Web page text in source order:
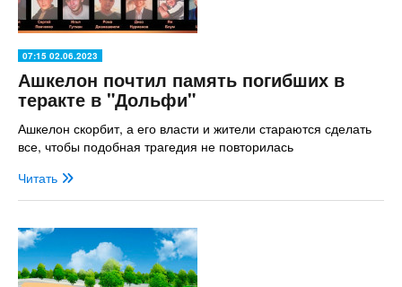
07:15 02.06.2023
Ашкелон почтил память погибших в
теракте в "Дольфи"
Ашкелон скорбит, а его власти и жители стараются сделать
все, чтобы подобная трагедия не повторилась
Читать